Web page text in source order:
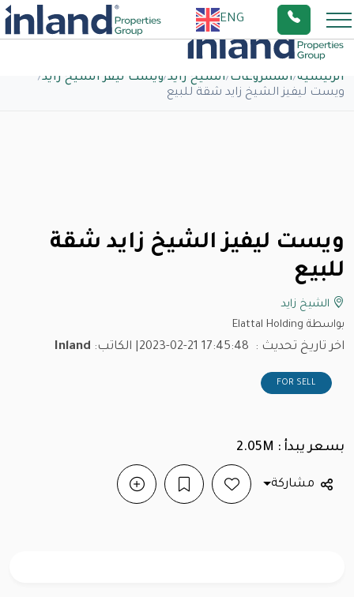
ENG
الرئيسية/المشروعات/الشيخ زايد/ويست ليفز الشيخ زايد/
ويست ليفيز الشيخ زايد شقة للبيع
ويست ليفيز الشيخ زايد شقة
للبيع
الشيخ زايد
بواسطة Elattal Holding
اخر تاريخ تحديث : 2023-02-21 17:45:48 | الكاتب: Inland
FOR SELL
بسعر يبدأ : 2.05M
مشاركة